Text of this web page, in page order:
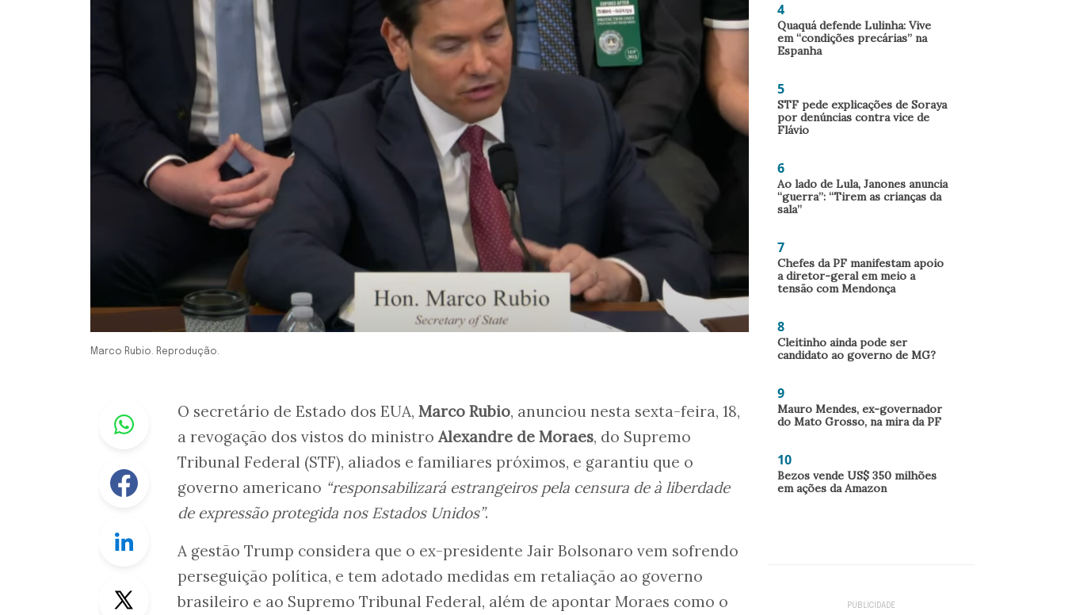
Marco Rubio. Reprodução.
Whastapp
Facebook
Twitter
O secretário de Estado dos EUA, Marco Rubio, anunciou nesta sexta-feira, 18,
a revogação dos vistos do ministro Alexandre de Moraes, do Supremo
Tribunal Federal (STF), aliados e familiares próximos, e garantiu que o
governo americano “responsabilizará estrangeiros pela censura de à liberdade
de expressão protegida nos Estados Unidos”.
A gestão Trump considera que o ex-presidente Jair Bolsonaro vem sofrendo
perseguição política, e tem adotado medidas em retaliação ao governo
brasileiro e ao Supremo Tribunal Federal, além de apontar Moraes como o
4
Quaquá defende Lulinha: Vive
em “condições precárias” na
Espanha
5
STF pede explicações de Soraya
por denúncias contra vice de
Flávio
6
Ao lado de Lula, Janones anuncia
“guerra”: “Tirem as crianças da
sala”
7
Chefes da PF manifestam apoio
a diretor-geral em meio a
tensão com Mendonça
8
Cleitinho ainda pode ser
candidato ao governo de MG?
9
Mauro Mendes, ex-governador
do Mato Grosso, na mira da PF
10
Bezos vende US$ 350 milhões
em ações da Amazon